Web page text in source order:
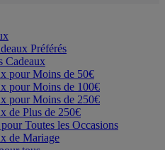
Préférés
Cadeaux
pour Moins de 50€
pour Moins de 100€
pour Moins de 250€
de Plus de 250€
Toutes les Occasions
de Mariage